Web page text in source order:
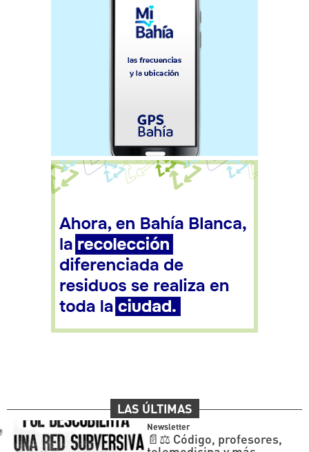
LAS ÚLTIMAS
Newsletter
📄⚖️ Código, profesores,